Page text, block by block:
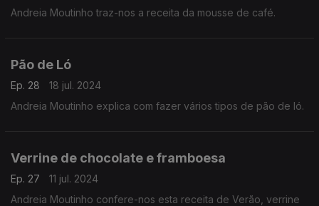
Andreia Moutinho traz-nos a receita da mousse de café.
Pão de Ló
Ep. 28
18 jul. 2024
Andreia Moutinho explica com fazer vários tipos de pão de ló.
Verrine de chocolate e framboesa
Ep. 27
11 jul. 2024
Andreia Moutinho confere-nos esta receita de Verão, verrine